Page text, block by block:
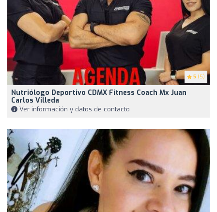
5 (5)
Nutriólogo Deportivo CDMX Fitness Coach Mx Juan
Carlos Villeda
Ver información y datos de contacto